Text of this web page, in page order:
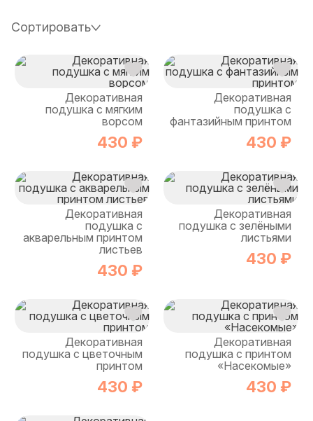
Сортировать
Декоративная
подушка с мягким
ворсом
430 ₽
Декоративная
подушка с
фантазийным принтом
430 ₽
Декоративная
подушка с
акварельным принтом
листьев
430 ₽
Декоративная
подушка с зелёными
листьями
430 ₽
Декоративная
подушка с цветочным
принтом
430 ₽
Декоративная
подушка с принтом
«Насекомые»
430 ₽